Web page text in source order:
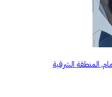
المنطقة الشرقية